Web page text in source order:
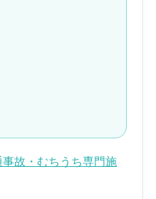
事故・むちうち専門施